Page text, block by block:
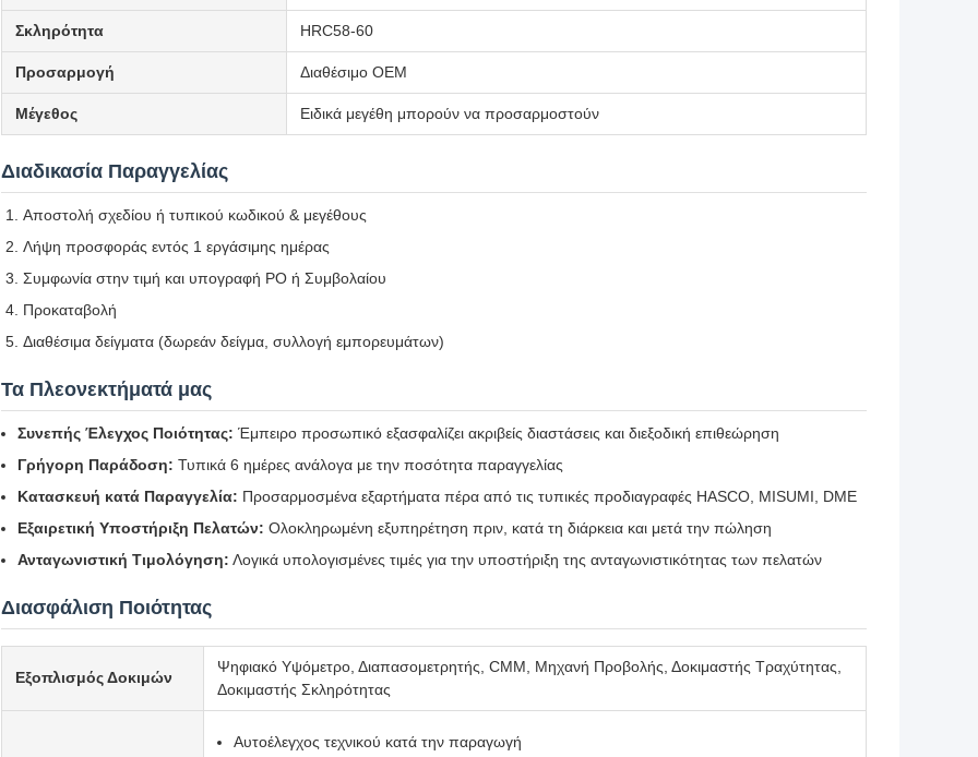
Σκληρότητα HRC58-60
Προσαρμογή Διαθέσιμο OEM
Μέγεθος Ειδικά μεγέθη μπορούν να προσαρμοστούν
Διαδικασία Παραγγελίας
Αποστολή σχεδίου ή τυπικού κωδικού & μεγέθους
Λήψη προσφοράς εντός 1 εργάσιμης ημέρας
Συμφωνία στην τιμή και υπογραφή PO ή Συμβολαίου
Προκαταβολή
Διαθέσιμα δείγματα (δωρεάν δείγμα, συλλογή εμπορευμάτων)
Τα Πλεονεκτήματά μας
Συνεπής Έλεγχος Ποιότητας: Έμπειρο προσωπικό εξασφαλίζει ακριβείς διαστάσεις και διεξοδική επιθεώρηση
Γρήγορη Παράδοση: Τυπικά 6 ημέρες ανάλογα με την ποσότητα παραγγελίας
Κατασκευή κατά Παραγγελία: Προσαρμοσμένα εξαρτήματα πέρα από τις τυπικές προδιαγραφές HASCO, MISUMI, DME
Εξαιρετική Υποστήριξη Πελατών: Ολοκληρωμένη εξυπηρέτηση πριν, κατά τη διάρκεια και μετά την πώληση
Ανταγωνιστική Τιμολόγηση: Λογικά υπολογισμένες τιμές για την υποστήριξη της ανταγωνιστικότητας των πελατών
Διασφάλιση Ποιότητας
Εξοπλισμός Δοκιμών
Ψηφιακό Υψόμετρο, Διαπασομετρητής, CMM, Μηχανή Προβολής, Δοκιμαστής Τραχύτητας,
Δοκιμαστής Σκληρότητας
Αυτοέλεγχος τεχνικού κατά την παραγωγή